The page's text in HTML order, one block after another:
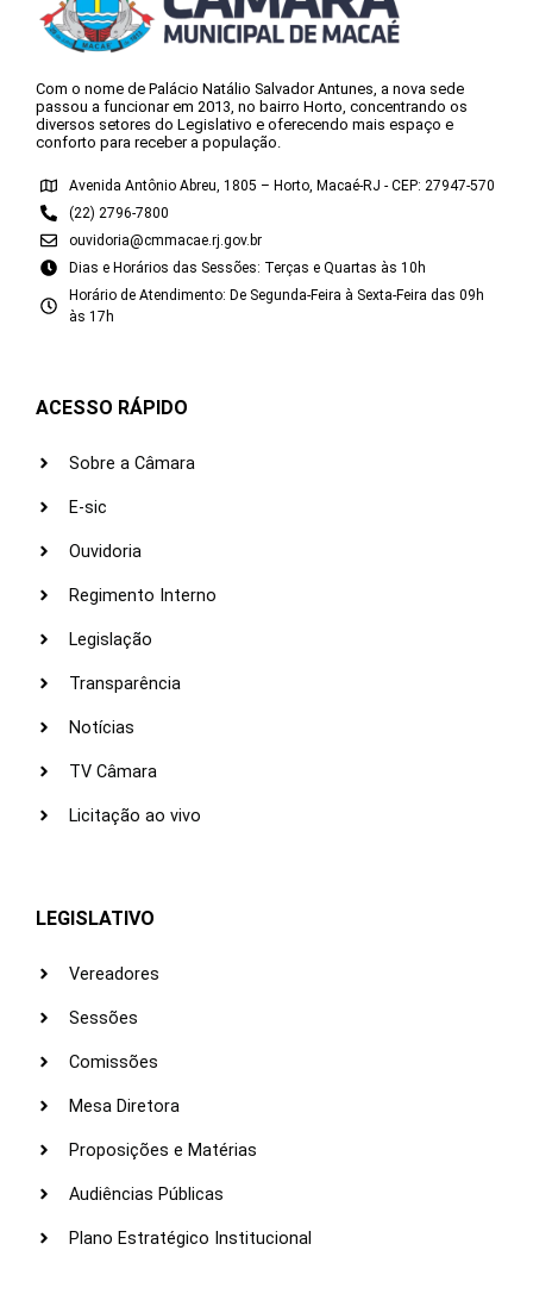
Com o nome de Palácio Natálio Salvador Antunes, a nova sede
passou a funcionar em 2013, no bairro Horto, concentrando os
diversos setores do Legislativo e oferecendo mais espaço e
conforto para receber a população.
Avenida Antônio Abreu, 1805 – Horto, Macaé-RJ - CEP: 27947-570
(22) 2796-7800
ouvidoria@cmmacae.rj.gov.br
Dias e Horários das Sessões: Terças e Quartas às 10h
Horário de Atendimento: De Segunda-Feira à Sexta-Feira das 09h
às 17h
ACESSO RÁPIDO
Sobre a Câmara
E-sic
Ouvidoria
Regimento Interno
Legislação
Transparência
Notícias
TV Câmara
Licitação ao vivo
LEGISLATIVO
Vereadores
Sessões
Comissões
Mesa Diretora
Proposições e Matérias
Audiências Públicas
Plano Estratégico Institucional